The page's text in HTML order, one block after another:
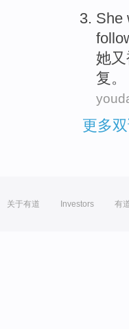
She
她又
复。
更多
关于有道 Investors 有